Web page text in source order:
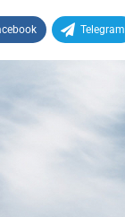
Telegram